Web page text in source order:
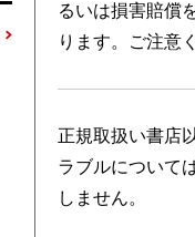
るいは損害賠償
ります。ご注意
正規取扱い書店
ラブルについて
しません。